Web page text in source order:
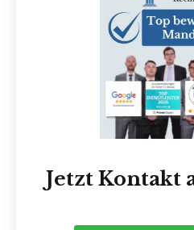
Jetzt Kontakt